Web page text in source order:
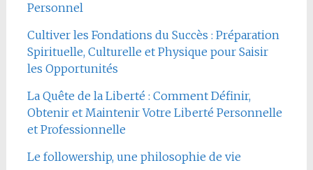
Personnel
Cultiver les Fondations du Succès : Préparation
Spirituelle, Culturelle et Physique pour Saisir
les Opportunités
La Quête de la Liberté : Comment Définir,
Obtenir et Maintenir Votre Liberté Personnelle
et Professionnelle
Le followership, une philosophie de vie